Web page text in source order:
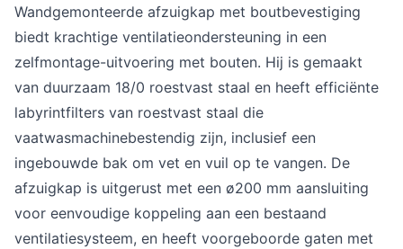
Wandgemonteerde afzuigkap met boutbevestiging
biedt krachtige ventilatieondersteuning in een
zelfmontage-uitvoering met bouten. Hij is gemaakt
van duurzaam 18/0 roestvast staal en heeft efficiënte
labyrintfilters van roestvast staal die
vaatwasmachinebestendig zijn, inclusief een
ingebouwde bak om vet en vuil op te vangen. De
afzuigkap is uitgerust met een ø200 mm aansluiting
voor eenvoudige koppeling aan een bestaand
ventilatiesysteem, en heeft voorgeboorde gaten met